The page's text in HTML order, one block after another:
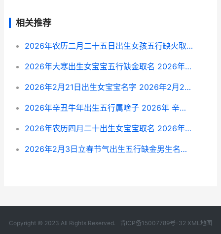
相关推荐
2026年农历二月二十五日出生女孩五行缺火取名 2026年农历二月适合订婚的好日子
2026年大寒出生女宝宝五行缺金取名 2026年大寒出生的男孩
2026年2月21日出生女宝宝名字 2026年2月21日出门好吗
2026年辛丑牛年出生五行属啥子 2026年 辛丑牛年
2026年农历四月二十出生女宝宝取名 2026年农历四月出生的宝宝是什么命
2026年2月3日立春节气出生五行缺金男生名字 2026年2月3日立春禁忌
Copyright © 2023 All Rights Reserved. 晋ICP备15007789号-32 XML地图